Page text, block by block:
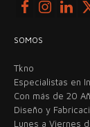
SOMOS
Tkno
Especialistas en
Con más de 20
Diseño y
Lunes a Viernes